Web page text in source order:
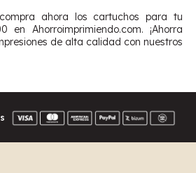
ahora los cartuchos para tu
en Ahorroimprimiendo.com. ¡Ahorra
de alta calidad con nuestros